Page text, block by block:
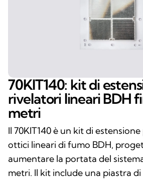
70KIT140: kit di
rivelatori lineari BDH
metri
Il 70KIT140 è un kit di
ottici lineari di fumo BDH,
aumentare la portata del
metri. Il kit include una piastra